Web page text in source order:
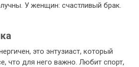
У женщин: счастливый брак.
это энтузиаст, который
что для него важно. Любит спорт,